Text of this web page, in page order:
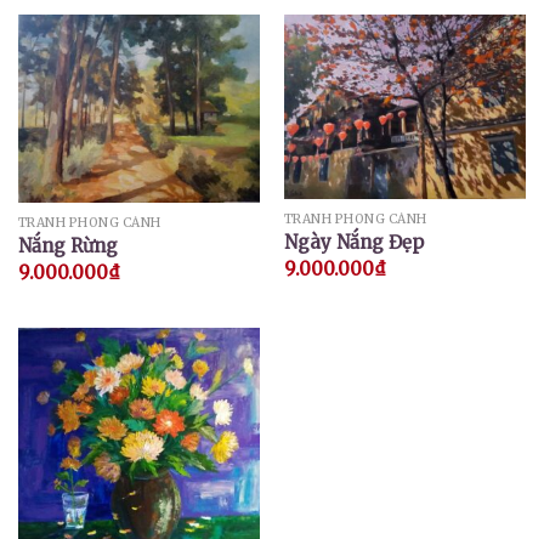
TRANH PHONG CẢNH
Nắng Rừng
9.000.000₫
TRANH PHONG CẢNH
Ngày Nắng Đẹp
9.000.000₫